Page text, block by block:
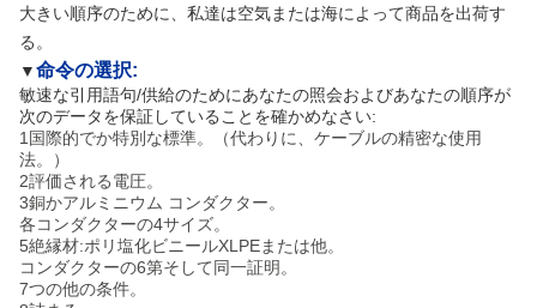
大きい順序のために、私達は空気または海によって商品を出荷す
る。
▼命令の選択:
敏速な引用語句/供給のためにあなたの照会およびあなたの順序が
次のデータを保証していることを確かめなさい:
1国際的でか特別な標準。（代わりに、ケーブルの精密な使用
法。）
2評価される電圧。
3銅かアルミニウム コンダクター。
各コンダクターの4サイズ。
5絶縁材:ポリ塩化ビニールXLPEまたは他。
コンダクターの6第そして同一証明。
7つの他の条件。